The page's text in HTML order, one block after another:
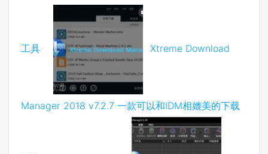
工具 Xtreme Download
Manager 2018 v7.2.7 一款可以和IDM相媲美的下载